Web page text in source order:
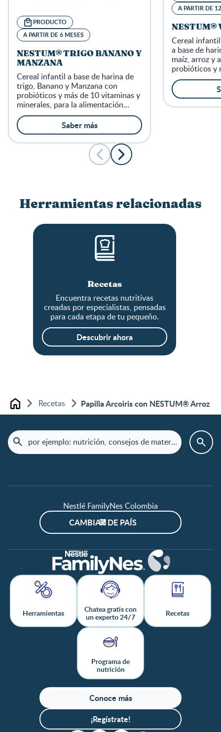
PRODUCTO
A PARTIR DE 6 MESES
NESTUM® TRIGO BANANO Y
MANZANA
Cereal infantil a base de harina de
trigo, Banano y Manzana con
probióticos y más de 10 vitaminas y
minerales, para la alimentación
complementaria de los niños a
partir de 6 mesesSaber más
A PARTIR DE
NESTUM®
Cereal
a base de
maíz, arroz y
probióticos y
minerales,
partir de 12
Herramientas relacionadas
Recetas
Encuentra recetas nutritivas
creadas por especialistas, pensadas
para cada etapa de tu pequeño.
Descubrir ahora
Home Recetas Papilla Arcoiris con NESTUM® Arroz
Nestlé FamilyNes Colombia
CAMBIAR DE PAÍS
Herramientas
Chatea gratis con
un experto 24/7
Recetas
Programa de
nutrición
Conoce más
¡Regístrate!